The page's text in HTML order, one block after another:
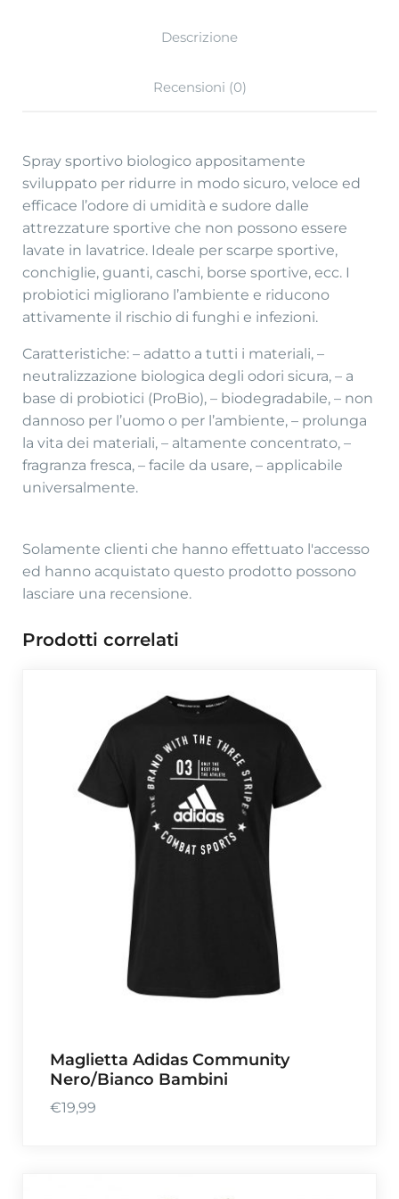
Descrizione
Recensioni (0)
Spray sportivo biologico appositamente
sviluppato per ridurre in modo sicuro, veloce ed
efficace l’odore di umidità e sudore dalle
attrezzature sportive che non possono essere
lavate in lavatrice. Ideale per scarpe sportive,
conchiglie, guanti, caschi, borse sportive, ecc. I
probiotici migliorano l’ambiente e riducono
attivamente il rischio di funghi e infezioni.
Caratteristiche: – adatto a tutti i materiali, –
neutralizzazione biologica degli odori sicura, – a
base di probiotici (ProBio), – biodegradabile, – non
dannoso per l’uomo o per l’ambiente, – prolunga
la vita dei materiali, – altamente concentrato, –
fragranza fresca, – facile da usare, – applicabile
universalmente.
Solamente clienti che hanno effettuato l'accesso
ed hanno acquistato questo prodotto possono
lasciare una recensione.
Prodotti correlati
Maglietta Adidas Community
Nero/Bianco Bambini
€19,99